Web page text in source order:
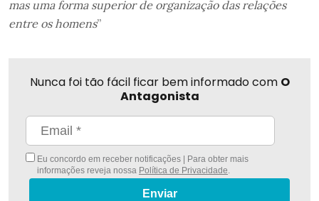
mas uma forma superior de organização das relações
entre os homens”
Nunca foi tão fácil ficar bem informado com O
Antagonista
Eu concordo em receber notificações | Para obter mais
informações reveja nossa Política de Privacidade.
Enviar